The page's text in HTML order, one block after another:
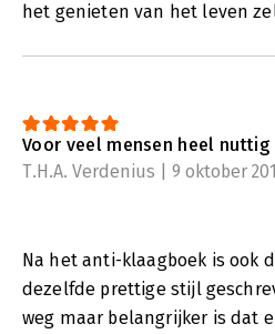
het genieten van het leven
Voor veel mensen heel nuttig
T.H.A. Verdenius | 9 oktober
Na het anti-klaagboek is ook
dezelfde prettige stijl
weg maar belangrijker is dat